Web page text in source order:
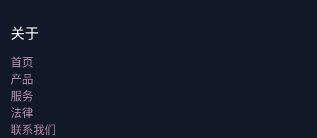
关于
首页
产品
服务
法律
联系我们